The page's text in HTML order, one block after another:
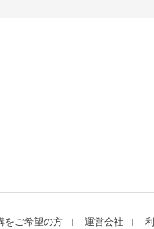
をご希望の方 運営会社